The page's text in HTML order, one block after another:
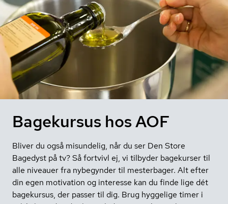
Bagekursus hos AOF
Bliver du også misundelig, når du ser Den Store
Bagedyst på tv? Så fortvivl ej, vi tilbyder bagekurser til
alle niveauer fra nybegynder til mesterbager. Alt efter
din egen motivation og interesse kan du finde lige dét
bagekursus, der passer til dig. Brug hyggelige timer i